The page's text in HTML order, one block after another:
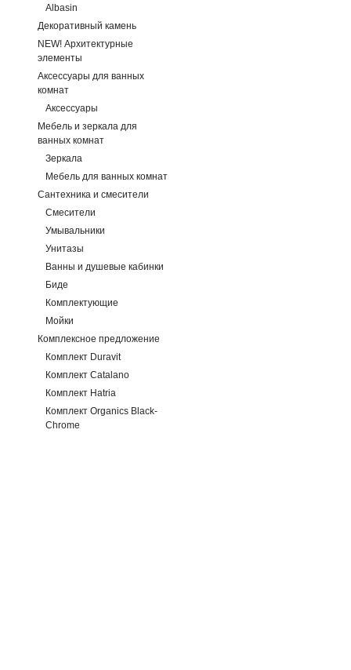
Albasin
Декоративный камень
NEW! Архитектурные
элементы
Аксессуары для ванных
комнат
Аксессуары
Мебель и зеркала для
ванных комнат
Зеркала
Мебель для ванных комнат
Сантехника и смесители
Смесители
Умывальники
Унитазы
Ванны и душевые кабинки
Биде
Комплектующие
Мойки
Комплексное предложение
Комплект Duravit
Комплект Catalano
Комплект Hatria
Комплект Organics Black-
Chrome